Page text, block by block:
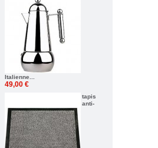
Italienne...
49,00 €
tapis
anti-